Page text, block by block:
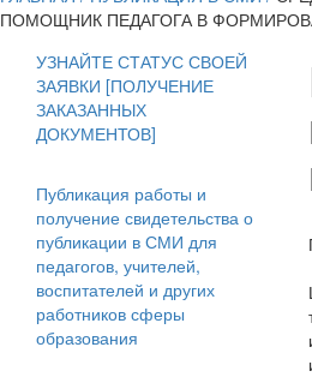
ПОМОЩНИК ПЕДАГОГА В
УЗНАЙТЕ СТАТУС СВОЕЙ
ЗАЯВКИ [ПОЛУЧЕНИЕ
ЗАКАЗАННЫХ
ДОКУМЕНТОВ]
Публикация работы и
получение свидетельства о
публикации в СМИ для
педагогов, учителей,
воспитателей и других
работников сферы
образования